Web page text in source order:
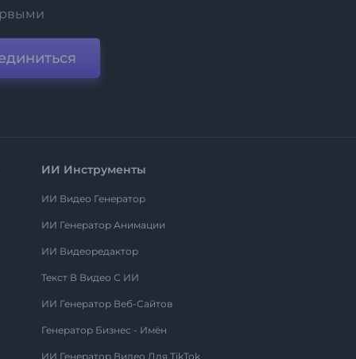
ИИ Инструменты
ИИ Видео Генератор
ИИ Генератор Анимации
ИИ Видеоредактор
Текст В Видео С ИИ
ИИ Генератор Веб-Сайтов
Генератор Бизнес - Имён
ИИ Генератор Видео Для TikTok